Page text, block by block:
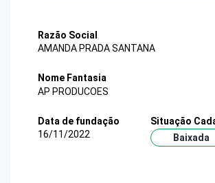
Razão Social
AMANDA PRADA SANTANA
Nome Fantasia
AP PRODUCOES
Data de fundação
16/11/2022
Situação
Baixada